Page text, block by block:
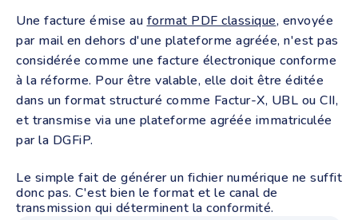
Une facture émise au format PDF classique, envoyée
par mail en dehors d'une plateforme agréée, n'est pas
considérée comme une facture électronique conforme
à la réforme. Pour être valable, elle doit être éditée
dans un format structuré comme Factur-X, UBL ou CII,
et transmise via une plateforme agréée immatriculée
par la DGFiP.
Le simple fait de générer un fichier numérique ne suffit
donc pas. C'est bien le format et le canal de
transmission qui déterminent la conformité.